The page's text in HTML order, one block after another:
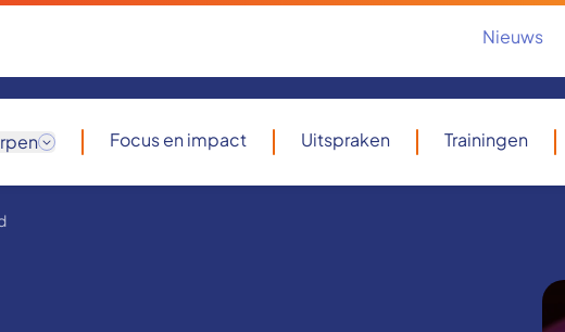
Nieuws
Focus en impact Uitspraken Trainingen